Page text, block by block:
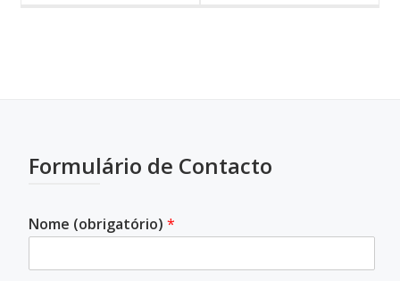
Formulário de Contacto
Nome (obrigatório) *